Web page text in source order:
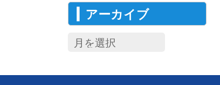
アーカイブ
カ